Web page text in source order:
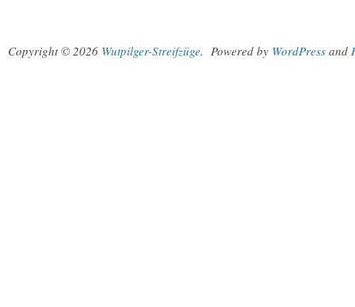
Copyright © 2026 Wutpilger-Streifzüge. Powered by WordPress and